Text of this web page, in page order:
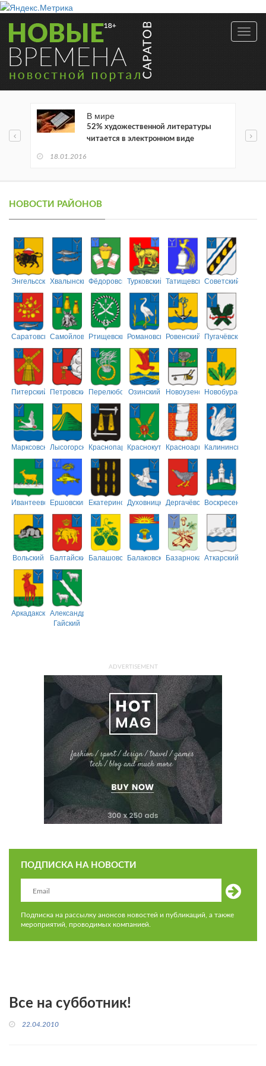
В мире
52% художественной литературы
читается в электронном виде
18.01.2016
НОВОСТИ РАЙОНОВ
ЭнгельсскийХвалынскийФёдоровскийТурковский ТатищевскийСоветский
СаратовскийСамойловскийРтищевскийРомановскийРовенский Пугачёвский
Питерский ПетровскийПерелюбскийОзинский НовоузенскийНовобурасский
МарксовскийЛысогорскийКраснопартизанский
КраснокутскийКрасноармейский
Калининский
ИвантеевскийЕршовский ЕкатериновскийДуховницкийДергачёвскийВоскресенский
Вольский БалтайскийБалашовскийБалаковскийБазарнокарабулакский
Аткарский
АркадакскийАлександрово-
Гайский
ADVERTISEMENT
ПОДПИСКА НА НОВОСТИ
Подписка на рассылку анонсов новостей и публикаций, а также
мероприятий, проводимых компанией.
Все на субботник!
22.04.2010